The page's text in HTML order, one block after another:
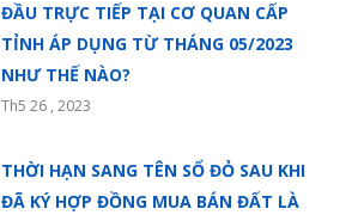
ĐẦU TRỰC TIẾP TẠI CƠ QUAN CẤP
TỈNH ÁP DỤNG TỪ THÁNG 05/2023
NHƯ THẾ NÀO?
Th5 26 , 2023
THỜI HẠN SANG TÊN SỔ ĐỎ SAU KHI
ĐÃ KÝ HỢP ĐỒNG MUA BÁN ĐẤT LÀ